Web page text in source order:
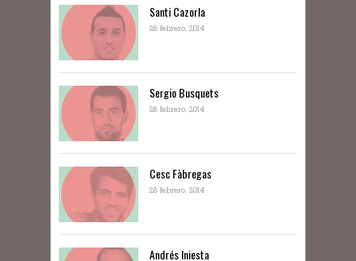
Santi Cazorla
28 febrero, 2014
Sergio Busquets
28 febrero, 2014
Cesc Fàbregas
28 febrero, 2014
Andrés Iniesta